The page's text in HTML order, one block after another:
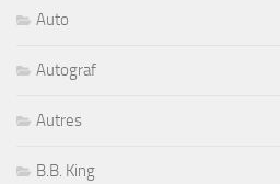
Auto
Autograf
Autres
B.B. King